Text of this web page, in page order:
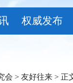
权威发布
会 > 友好往来 > 正